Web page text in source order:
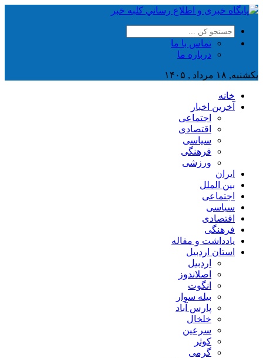
تماس با ما
درباره ما
یکشنبه, ۱۸ مرداد , ۱۴۰۵
خانه
آخرین اخبار
اجتماعی
اقتصادی
سیاسی
فرهنگی
ورزشی
ایران
بین الملل
اجتماعی
سیاسی
اقتصادی
فرهنگی
یادداشت و مقاله
استان اردبیل
اردبیل
اصلاندوز
انگوت
بیله سوار
پارس آباد
خلخال
سرعین
کوثر
گرمی